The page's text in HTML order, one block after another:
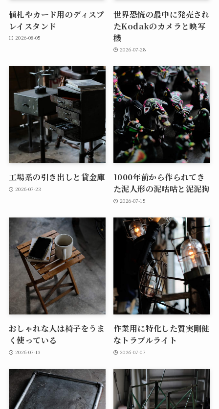
値札やカード用のディスプ
レイスタンド
2026-08-05
世界恐慌の最中に発売され
たKodakのカメラと映写
機
2026-07-28
工場系の引き出しと貸金庫
2026-07-23
1000年前から作られてき
た泥人形の泥咕咕と泥泥狗
2026-07-15
おしゃれな人は椅子をうま
く使っている
2026-07-13
作業用に特化した質実剛健
なトラブルライト
2026-07-07